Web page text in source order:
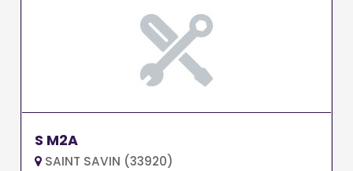
S M2A
SAINT SAVIN (33920)